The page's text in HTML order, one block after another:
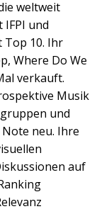
weltweit
und
Top 10. Ihr
Where Do We
verkauft.
Musik
und
neu. Ihre
auf